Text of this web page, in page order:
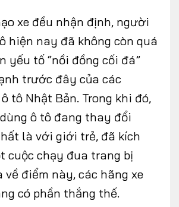
xe đều nhận định, người
hiện nay đã không còn quá
yếu tố “nồi đồng cối đá”
trước đây của các
tô Nhật Bản. Trong khi đó,
ô tô đang thay đổi
là với giới trẻ, đã kích
cuộc chạy đua trang bị
về điểm này, các hãng xe
có phần thắng thế.